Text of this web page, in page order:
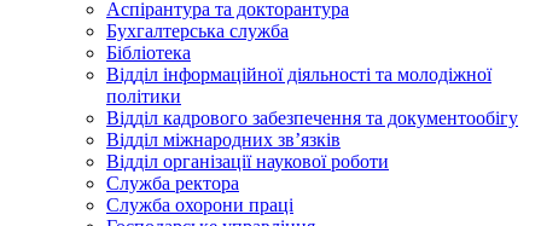
Аспірантура та докторантура
Бухгалтерська служба
Бібліотека
Відділ інформаційної діяльності та молодіжної
політики
Відділ кадрового забезпечення та документообігу
Відділ міжнародних зв’язків
Відділ організації наукової роботи
Служба ректора
Служба охорони праці